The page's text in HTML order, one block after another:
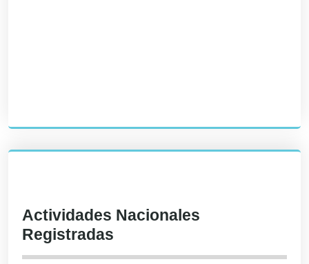
Actividades Nacionales
Registradas